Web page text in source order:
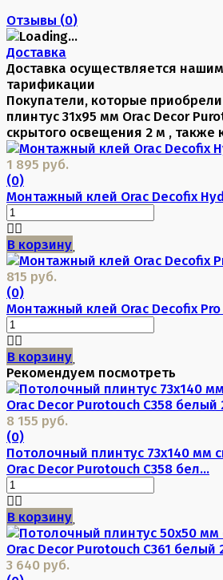
Отзывы (0)
Доставка
Доставка осуществляется
тарификации
Покупатели, которые
плинтус 31х95 мм Orac Decor
скрытого освещения 2 м , также
1 895 руб.
(0)
Монтажный клей Orac Decofix
В корзину
815 руб.
(0)
Монтажный клей Orac Decofix Pro
В корзину
Рекомендуем посмотреть
8 155 руб.
(0)
Потолочный плинтус 73х140 мм
Orac Decor Purotouch C358 бел...
В корзину
3 640 руб.